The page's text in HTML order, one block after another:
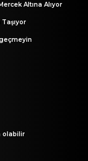
Altına Alıyor
olabilir